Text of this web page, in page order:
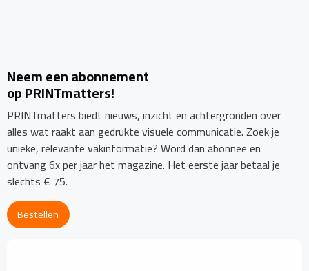
Neem een abonnement
op PRINTmatters!
PRINTmatters biedt nieuws, inzicht en achtergronden over
alles wat raakt aan gedrukte visuele communicatie. Zoek je
unieke, relevante vakinformatie? Word dan abonnee en
ontvang 6x per jaar het magazine. Het eerste jaar betaal je
slechts € 75.
Bestellen